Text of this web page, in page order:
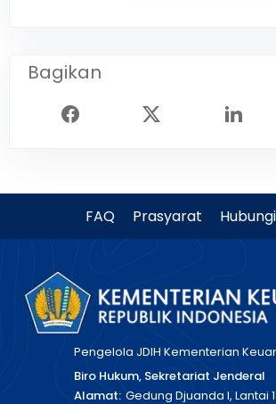
Bagikan
FAQ Prasyarat
Pengelola JDIH Kementerian
Biro Hukum, Sekretariat Jenderal
Alamat: Gedung Djuanda I, Lantai